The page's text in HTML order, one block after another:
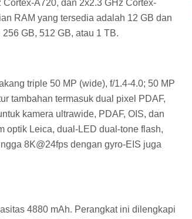
A720, dan 2x2.3 GHz Cortex-
RAM yang tersedia adalah 12 GB dan
GB, 512 GB, atau 1 TB.
triple 50 MP (wide), f/1.4-4.0; 50 MP
tambahan termasuk dual pixel PDAF,
kamera ultrawide, PDAF, OIS, dan
optik Leica, dual-LED dual-tone flash,
8K@24fps dengan gyro-EIS juga
4880 mAh. Perangkat ini dilengkapi